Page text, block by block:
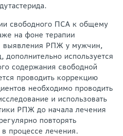
свободного ПСА к общему
на фоне терапии
выявления РПЖ у мужчин,
дополнительно используется
содержания свободной
проводить коррекцию
необходимо проводить
и использовать
РПЖ до начала лечения
повторять
процессе лечения.